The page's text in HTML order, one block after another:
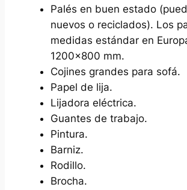
Palés en buen estado
nuevos o reciclados). Los
medidas estándar en
1200×800 mm.
Cojines grandes para sofá.
Papel de lija.
Lijadora eléctrica.
Guantes de trabajo.
Pintura.
Barniz.
Rodillo.
Brocha.